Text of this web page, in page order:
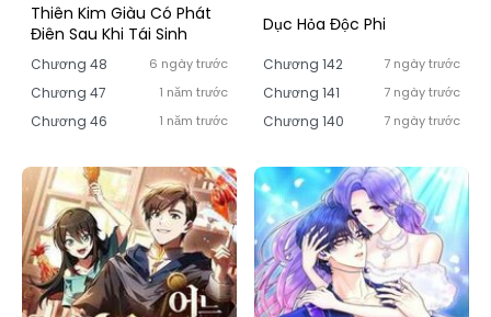
Thiên Kim Giàu Có Phát
Điên Sau Khi Tái Sinh
Chương 48 6 ngày trước
Chương 47 1 năm trước
Chương 46 1 năm trước
Dục Hỏa Độc Phi
Chương 142 7 ngày trước
Chương 141 7 ngày trước
Chương 140 7 ngày trước